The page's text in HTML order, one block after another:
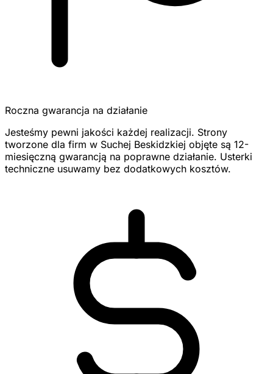
Roczna gwarancja na działanie
Jesteśmy pewni jakości każdej realizacji. Strony
tworzone dla firm w Suchej Beskidzkiej objęte są 12-
miesięczną gwarancją na poprawne działanie. Usterki
techniczne usuwamy bez dodatkowych kosztów.